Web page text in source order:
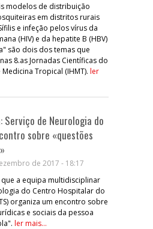
modelos de distribuição
em distritos rurais
e infeção pelos vírus da
(HIV) e da hepatite B (HBV)
são dois dos temas que
8.as Jornadas Científicas do
Tropical (IHMT). ler
Serviço de Neurologia do
sobre «questões
de 2017 - 18:17
que a equipa multidisciplinar
do Centro Hospitalar do
organiza um encontro sobre
e sociais da pessoa
ler mais...